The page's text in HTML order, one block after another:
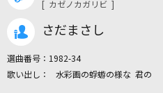
[ カゼノカガリビ ]
さだまさし
選曲番号： 1982-34
水彩画の蜉蝣の様な 君の